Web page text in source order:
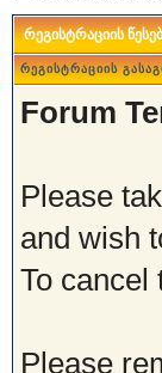
რეგისტრაციის
რეგისტრაციის
Forum
Please
and wish
To cancel
Please